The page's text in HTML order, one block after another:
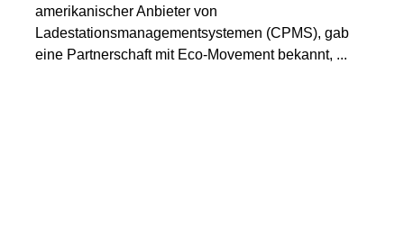
amerikanischer Anbieter von
Ladestationsmanagementsystemen (CPMS), gab
eine Partnerschaft mit Eco-Movement bekannt, ...